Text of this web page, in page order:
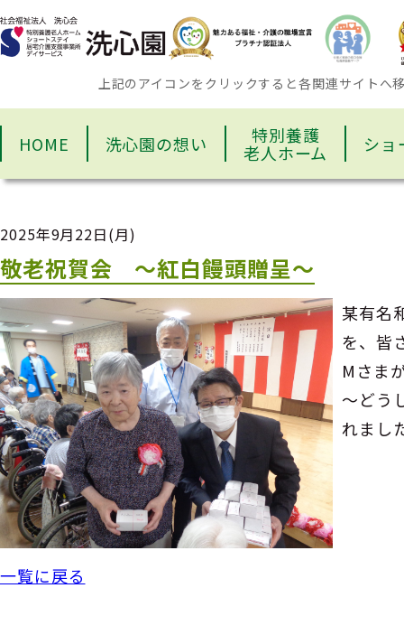
上記のアイコンをクリックすると各関連サイトへ
HOME 洗心園の想い 特別養護
老人ホーム ショ
2025年9月22日(月)
敬老祝賀会 ～紅白饅頭贈呈～
某有名
を、皆
Мさま
～どう
れまし
一覧に戻る